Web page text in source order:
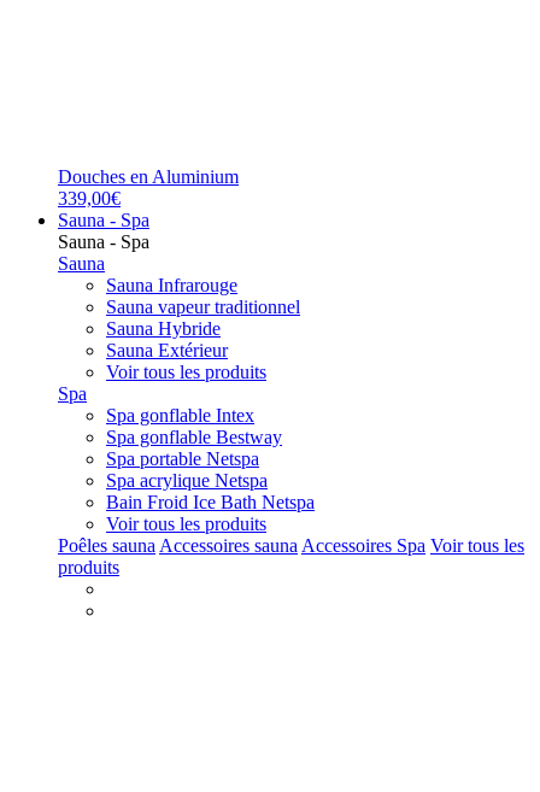
Douches en Aluminium
339,00€
Sauna - Spa
Sauna - Spa
Sauna
Sauna Infrarouge
Sauna vapeur traditionnel
Sauna Hybride
Sauna Extérieur
Voir tous les produits
Spa
Spa gonflable Intex
Spa gonflable Bestway
Spa portable Netspa
Spa acrylique Netspa
Bain Froid Ice Bath Netspa
Voir tous les produits
Poêles sauna Accessoires sauna Accessoires Spa Voir tous les
produits